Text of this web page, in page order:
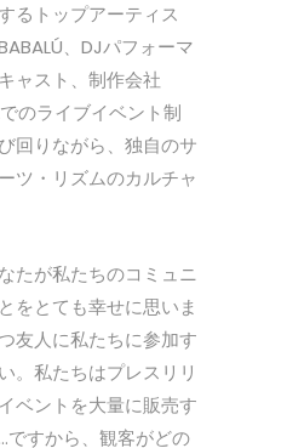
るトップアーティス
、DJパフォーマ
ャスト、制作会社
のライブイベント制
回りながら、独自のサ
ツ・リズムのカルチャ
たが私たちのコミュニ
をとても幸せに思いま
友人に私たちに参加す
。私たちはプレスリリ
ベントを大量に販売す
ですから、観客がどの